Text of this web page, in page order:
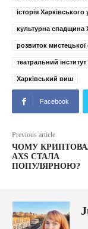
історія
культурна спадщина
розвиток мистецької
театральний інститут
Харківський виш
Facebook
Previous article
ЧОМУ
AXS СТАЛА
ПОПУЛЯРНОЮ?